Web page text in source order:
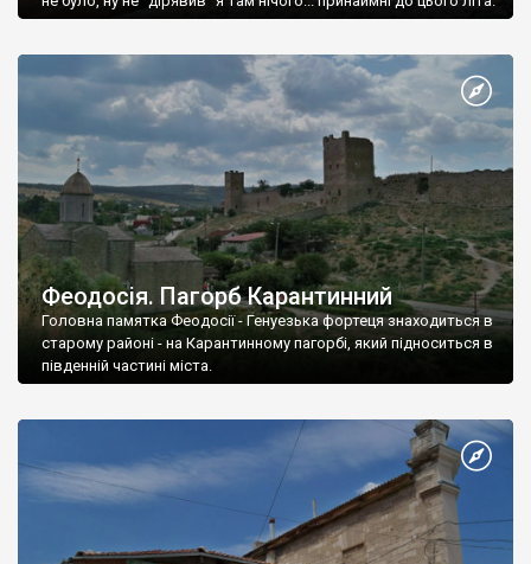
Феодосія. Пагорб Карантинний
Головна памятка Феодосії - Генуезька фортеця знаходиться в
старому районі - на Карантинному пагорбі, який підноситься в
південній частині міста.